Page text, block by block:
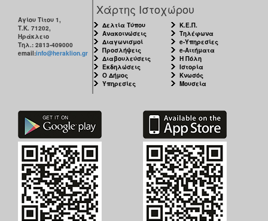
ΠΟΛΙΤΙΣΜΟΣ
ΑΝΘΕΚΤΙΚΗ
ΠΟΛΗ
Αγίου Τίτου 1,
Τ.Κ. 71202,
Ηράκλειο
Τηλ.: 2813-409000
email:info@heraklion.gr
Χάρτης Ιστοχώρου
Δελτία Τύπου
Ανακοινώσεις
Διαγωνισμοί
Προσλήψεις
Διαβουλεύσεις
Εκδηλώσεις
Ο Δήμος
Υπηρεσίες
Κ.Ε.Π.
Τηλέφωνα
e-Υπηρεσίες
e-Αιτήματα
Η Πόλη
Ιστορία
Κνωσός
Μουσεία